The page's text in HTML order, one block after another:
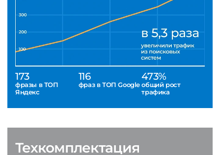
173
фразы в ТОП
Яндекс
116
фраз в ТОП Google
473%
общий рост
трафика
Техкомплектация